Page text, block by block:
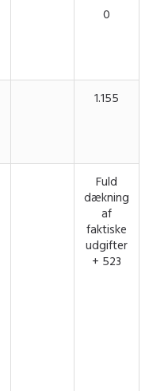
0
1.155
Fuld
dækning
af
faktiske
udgifter
+ 523